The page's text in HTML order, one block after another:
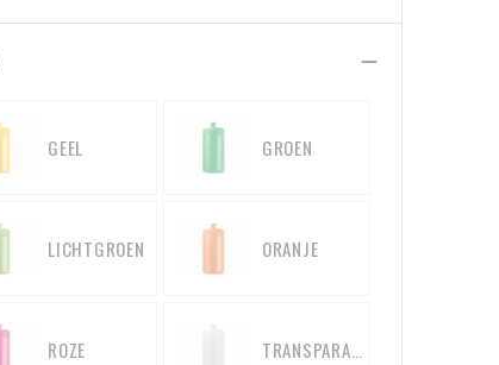
GEEL GROEN
LICHTGROEN ORANJE
ROZE